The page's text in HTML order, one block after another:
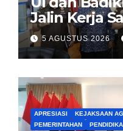
Jalin Kerja
Kajian
5 AGUSTUS 2026
APRESIASI KEJAKSAAN
PEMERINTAHAN